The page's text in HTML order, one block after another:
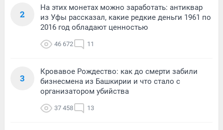
2
На этих монетах можно заработать: антиквар
из Уфы рассказал, какие редкие деньги 1961 по
2016 год обладают ценностью
46 672 11
3
Кровавое Рождество: как до смерти забили
бизнесмена из Башкирии и что стало с
организатором убийства
37 458 13